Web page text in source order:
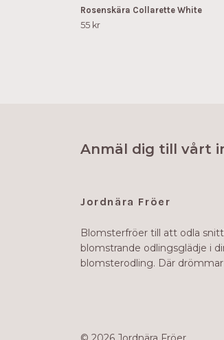
Rosenskära Collarette White
55 kr
Anmäl dig till vårt
Jordnära Fröer
Blomsterfröer till att odla
blomstrande odlingsglädje i
blomsterodling. Där